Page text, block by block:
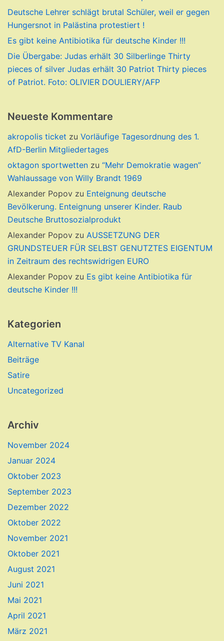
Deutsche Lehrer schlägt brutal Schüler, weil er gegen
Hungersnot in Palästina protestiert !
Es gibt keine Antibiotika für deutsche Kinder !!!
Die Übergabe: Judas erhält 30 Silberlinge Thirty
pieces of silver Judas erhält 30 Patriot Thirty pieces
of Patriot. Foto: OLIVIER DOULIERY/AFP
Neueste Kommentare
akropolis ticket zu Vorläufige Tagesordnung des 1.
AfD-Berlin Mitgliedertages
oktagon sportwetten zu “Mehr Demokratie wagen”
Wahlaussage von Willy Brandt 1969
Alexander Popov zu Enteignung deutsche
Bevölkerung. Enteignung unserer Kinder. Raub
Deutsche Bruttosozialprodukt
Alexander Popov zu AUSSETZUNG DER
GRUNDSTEUER FÜR SELBST GENUTZTES EIGENTUM
in Zeitraum des rechtswidrigen EURO
Alexander Popov zu Es gibt keine Antibiotika für
deutsche Kinder !!!
Kategorien
Alternative TV Kanal
Beiträge
Satire
Uncategorized
Archiv
November 2024
Januar 2024
Oktober 2023
September 2023
Dezember 2022
Oktober 2022
November 2021
Oktober 2021
August 2021
Juni 2021
Mai 2021
April 2021
März 2021